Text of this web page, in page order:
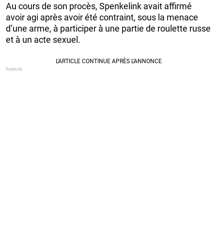
Au cours de son procès, Spenkelink avait affirmé
avoir agi après avoir été contraint, sous la menace
d’une arme, à participer à une partie de roulette russe
et à un acte sexuel.